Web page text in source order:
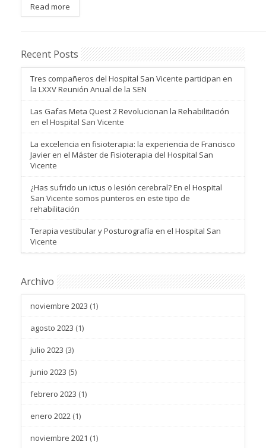
Read more
Recent Posts
Tres compañeros del Hospital San Vicente participan en
la LXXV Reunión Anual de la SEN
Las Gafas Meta Quest 2 Revolucionan la Rehabilitación
en el Hospital San Vicente
La excelencia en fisioterapia: la experiencia de Francisco
Javier en el Máster de Fisioterapia del Hospital San
Vicente
¿Has sufrido un ictus o lesión cerebral? En el Hospital
San Vicente somos punteros en este tipo de
rehabilitación
Terapia vestibular y Posturografía en el Hospital San
Vicente
Archivo
noviembre 2023 (1)
agosto 2023 (1)
julio 2023 (3)
junio 2023 (5)
febrero 2023 (1)
enero 2022 (1)
noviembre 2021 (1)